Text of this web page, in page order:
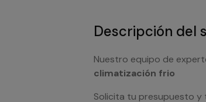
Descripción del
Nuestro equipo de
climatización frio
Solicita tu presupuesto y